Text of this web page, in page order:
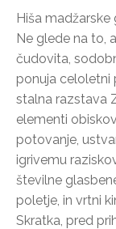
Hiša madžarske
Ne glede na to,
čudovita,
ponuja celoletni
stalna razstava
elementi
potovanje,
igrivemu
številne
poletje, in vrtni
Skratka, pred